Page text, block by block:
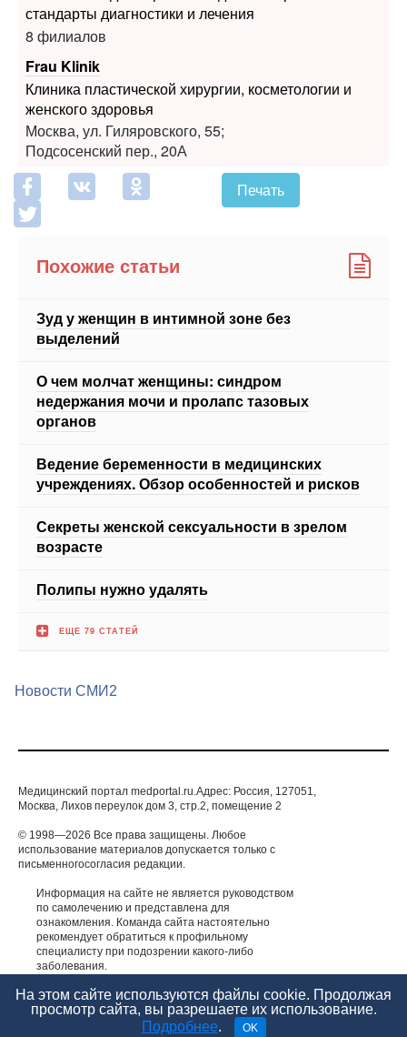
Frau Klinik
Клиника пластической хирургии, косметологии и
Москва, ул. Гиляровского, 55;
Подсосенский пер., 20А
Похожие статьи
Зуд у женщин в интимной зоне без
О чем молчат женщины: синдром
недержания мочи и пролапс тазовых
Ведение беременности в медицинских
учреждениях. Обзор особенностей и рисков
Секреты женской сексуальности в зрелом
возрасте
Полипы нужно удалять
Новости СМИ2
Москва, Лихов переулок дом 3, стр.2, помещение 2
использование материалов допускается только с
письменногосогласия редакции.
Информация на сайте не является руководством
по самолечению и представлена для
ознакомления. Команда сайта настоятельно
специалисту при подозрении какого-либо
заболевания.
ИМЕЮТСЯ ПРОТИВОПОКАЗАНИЯ. НЕОБХОДИМА
КОНСУЛЬТАЦИЯ СПЕЦИАЛИСТА.
На этом сайте используются файлы cookie. Продолжая
просмотр сайта, вы разрешаете их использование.
Подробнее. OK